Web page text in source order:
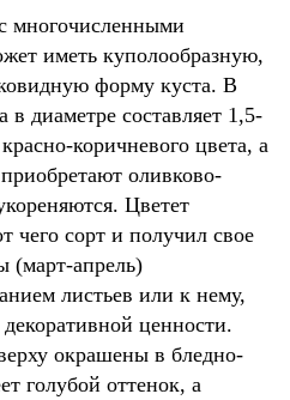
многочисленными
иметь куполообразную,
форму куста. В
в диаметре составляет 1,5-
коричневого цвета, а
оливково-
Цветет
чего сорт и получил свое
(март-апрель)
листьев или к нему,
ценности.
окрашены в бледно-
голубой оттенок, а